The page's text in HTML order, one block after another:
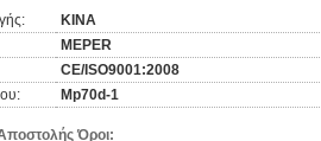
ΚΙΝΑ
MEPER
CE/ISO9001:2008
Mp70d-1
Όροι: